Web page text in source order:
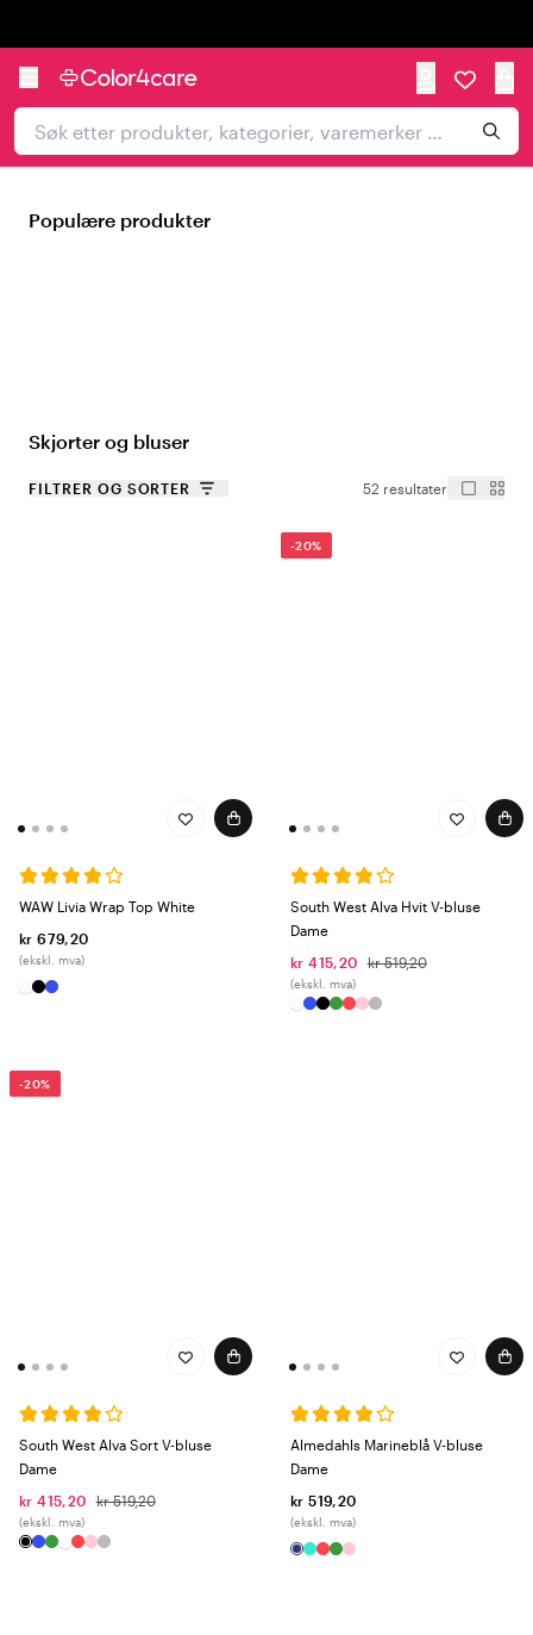
Populære produkter
Skjorter og bluser
FILTRER OG SORTER 52 resultater
WAW Livia Wrap Top White
kr 679,20
(ekskl. mva)
-20%
South West Alva Hvit V-bluse
Dame
kr 415,20
kr 519,20
(ekskl. mva)
-20%
South West Alva Sort V-bluse
Dame
kr 415,20
kr 519,20
(ekskl. mva)
Almedahls Marineblå V-bluse
Dame
kr 519,20
(ekskl. mva)